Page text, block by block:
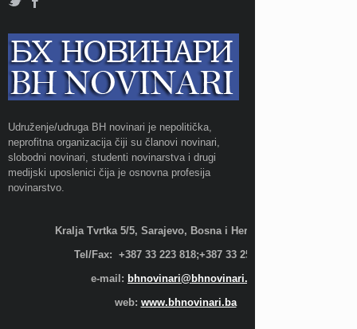
Udruženje/udruga BH novinari je nepolitička,
neprofitna organizacija čiji su članovi novinari,
slobodni novinari, studenti novinarstva i drugi
medijski uposlenici čija je osnovna profesija
novinarstvo.
Kralja Tvrtka 5/5, Sarajevo, Bosna i Hercegovina;
Tel/Fax: +387 33 223 818;+387 33 255 600
e-mail: bhnovinari@bhnovinari.ba
web: www.bhnovinari.ba